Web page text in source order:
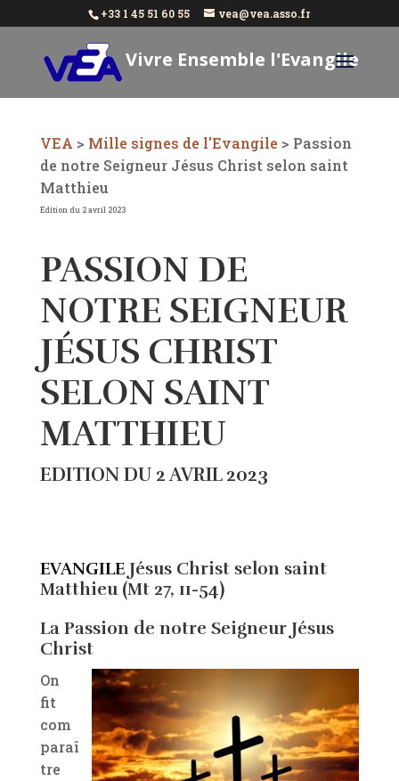
+33 1 45 51 60 55 vea@vea.asso.fr
Vivre Ensemble l'Evangile
VEA > Mille signes de l'Evangile > Passion
de notre Seigneur Jésus Christ selon saint
Matthieu
Edition du 2 avril 2023
PASSION DE
NOTRE SEIGNEUR
JÉSUS CHRIST
SELON SAINT
MATTHIEU
EDITION DU 2 AVRIL 2023
EVANGILE Jésus Christ selon saint
Matthieu (Mt 27, 11-54)
La Passion de notre Seigneur Jésus
Christ
On
fit
com
paraî
tre